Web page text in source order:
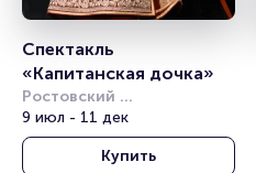
Спектакль
«Капитанская дочка»
Ростовский
академический театр
драмы им. М.Горького
9 июл - 11 дек
Купить